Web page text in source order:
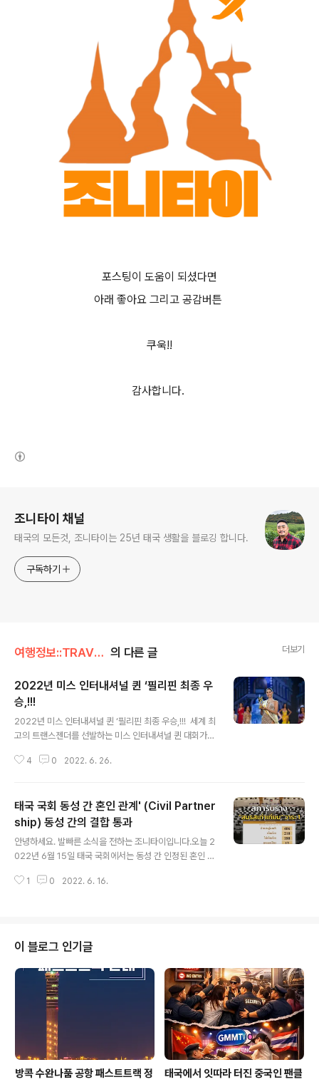
포스팅이 도움이 되셨다면
아래 좋아요 그리고 공감버튼
쿠욱!!
감사합니다.
조니타이 채널
태국의 모든것, 조니타이는 25년 태국 생활을 블로깅 합니다.
구독하기
여행정보::TRAVEL/LGBTQ 의 다른 글 더보기
2022년 미스 인터내셔널 퀸 ‘필리핀 최종 우
승,!!!
2022년 미스 인터내셔널 퀸 ‘필리핀 최종 우승,!!! 세계 최
고의 트랜스젠더를 선발하는 미스 인터내셔널 퀸 대회가
미스 인터네셔널 퀸 선발대회'본선 무대가태국의 대표 지
International Queen 2022)은 필리핀 ‘푸시아 앤 라베
나’가 최고의 영광을 가져갔습니다. 그 다음으로 미스 콜롬
비아가 2위 프랑스 순위입니다. 태국 대표는 아쉽게도 본
선 진입 TOP 6명 안에 들었습니다만, 최종 3인 안에는
1명 안에 들었습니다. 코로나 때문에 모든것이 ..
4 0 2022. 6. 26.
태국 국회 동성 간 혼인 관계' (Civil Partner
ship) 동성 간의 결합 통과
안녕하세요. 발빠른 소식을 전하는 조니타이입니다.오늘 2
022년 6월 15일 태국 국회에서는 동성 간 인정된 혼인 관
의원 406명, 찬성 210명, 반대 180명, 기권 12명, 투표하
하원까지 통과 되면 동남아시아에서는 처음으로 동성 커플
간 각종 권리가 법적으로 보장됩니다.위 영상은 국회의원
@Tunyawaj Kamolwongwat 님이의회에서 연설하는
내용인데요."내용은 이렇습니다.지금 흘리는 눈물은 내 눈
물이 아닙니다.나를 국회의원으로 만들어준 모든 시민의..
1 0 2022. 6. 16.
이 블로그 인기글
방콕 수완나품 공항 패스트트랙 정
태국에서 잇따라 터진 중국인 팬클